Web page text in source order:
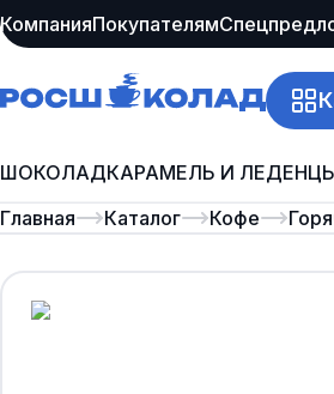
КомпанияПокупателям
ШОКОЛАДКАРАМЕЛЬ И
Главная
Каталог Кофе